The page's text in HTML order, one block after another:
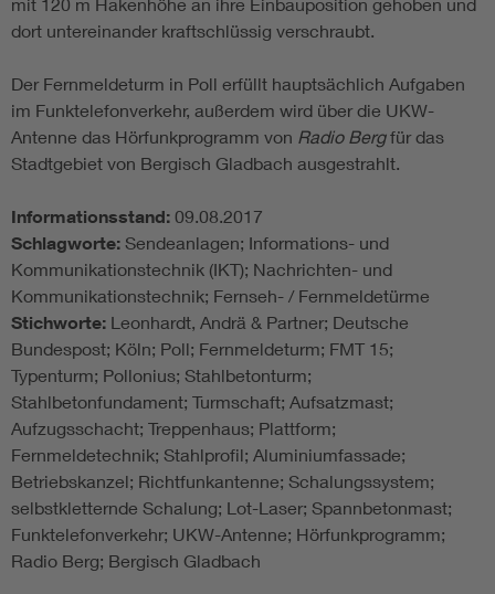
mit 120 m Hakenhöhe an ihre Einbauposition gehoben und
dort untereinander kraftschlüssig verschraubt.
Der Fernmeldeturm in Poll erfüllt hauptsächlich Aufgaben
im Funktelefonverkehr, außerdem wird über die UKW-
Antenne das Hörfunkprogramm von Radio Bergfür das
Stadtgebiet von Bergisch Gladbach ausgestrahlt.
Informationsstand: 09.08.2017
Schlagworte: Sendeanlagen; Informations- und
Kommunikationstechnik (IKT); Nachrichten- und
Kommunikationstechnik; Fernseh- / Fernmeldetürme
Stichworte: Leonhardt, Andrä & Partner; Deutsche
Bundespost; Köln; Poll; Fernmeldeturm; FMT 15;
Typenturm; Pollonius; Stahlbetonturm;
Stahlbetonfundament; Turmschaft; Aufsatzmast;
Aufzugsschacht; Treppenhaus; Plattform;
Fernmeldetechnik; Stahlprofil; Aluminiumfassade;
Betriebskanzel; Richtfunkantenne; Schalungssystem;
selbstkletternde Schalung; Lot-Laser; Spannbetonmast;
Funktelefonverkehr; UKW-Antenne; Hörfunkprogramm;
Radio Berg; Bergisch Gladbach